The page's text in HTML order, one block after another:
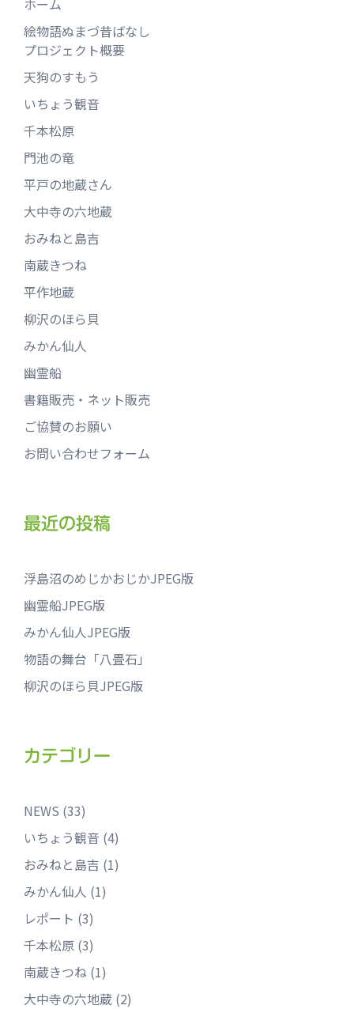
ホーム
絵物語ぬまづ昔ばなし
プロジェクト概要
天狗のすもう
いちょう観音
千本松原
門池の竜
平戸の地蔵さん
大中寺の六地蔵
おみねと島吉
南蔵きつね
平作地蔵
柳沢のほら貝
みかん仙人
幽霊船
書籍販売・ネット販売
ご協賛のお願い
お問い合わせフォーム
最近の投稿
浮島沼のめじかおじかJPEG版
幽霊船JPEG版
みかん仙人JPEG版
物語の舞台「八畳石」
柳沢のほら貝JPEG版
カテゴリー
NEWS (33)
いちょう観音 (4)
おみねと島吉 (1)
みかん仙人 (1)
レポート (3)
千本松原 (3)
南蔵きつね (1)
大中寺の六地蔵 (2)